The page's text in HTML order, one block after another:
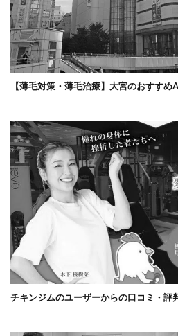
【薄毛対策・薄毛治療】大宮のおすす
チキンジムのユーザーからの口コミ・評